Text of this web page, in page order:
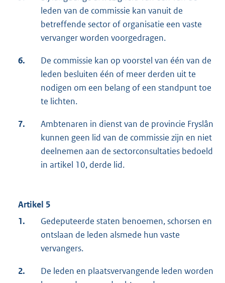
leden van de commissie kan vanuit de
betreffende sector of organisatie een vaste
vervanger worden voorgedragen.
6.
De commissie kan op voorstel van één van de
leden besluiten één of meer derden uit te
nodigen om een belang of een standpunt toe
te lichten.
7.
Ambtenaren in dienst van de provincie Fryslân
kunnen geen lid van de commissie zijn en niet
deelnemen aan de sectorconsultaties bedoeld
in artikel 10, derde lid.
Artikel 5
1.
Gedeputeerde staten benoemen, schorsen en
ontslaan de leden alsmede hun vaste
vervangers.
2.
De leden en plaatsvervangende leden worden